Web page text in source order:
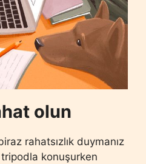
olun
rahatsızlık duymanız
konuşurken